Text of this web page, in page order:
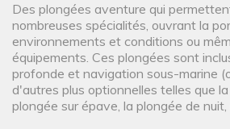
Des plongées aventure qui
nombreuses spécialités, ouvrant la
environnements et conditions ou
équipements. Ces plongées sont
profonde et navigation sous-marine
d'autres plus optionnelles telles que
plongée sur épave, la plongée de